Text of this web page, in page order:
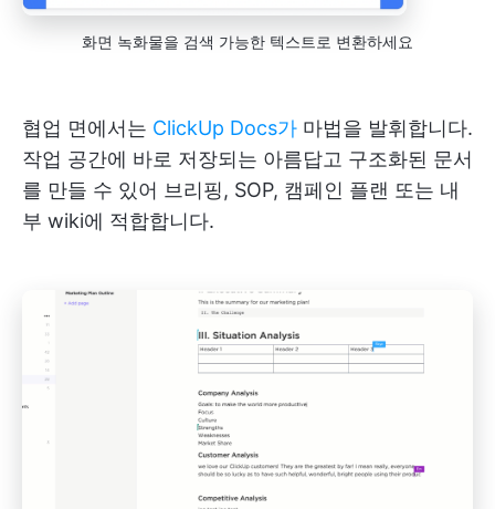
화면 녹화물을 검색 가능한 텍스트로 변환하세요
협업 면에서는 ClickUp Docs가 마법을 발휘합니다.
작업 공간에 바로 저장되는 아름답고 구조화된 문서
를 만들 수 있어 브리핑, SOP, 캠페인 플랜 또는 내
부 wiki에 적합합니다.